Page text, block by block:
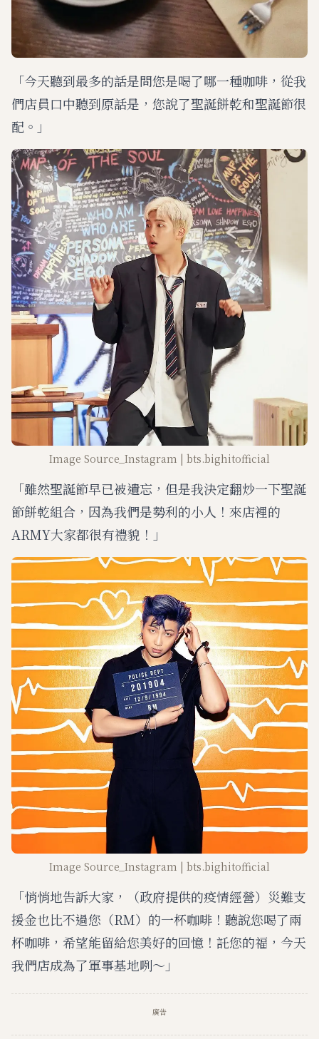
「今天聽到最多的話是問您是喝了哪一種咖啡，從我
們店員口中聽到原話是，您說了聖誕餅乾和聖誕節很
配。」
Image Source_Instagram | bts.bighitofficial
「雖然聖誕節早已被遺忘，但是我決定翻炒一下聖誕
節餅乾組合，因為我們是勢利的小人！來店裡的
ARMY大家都很有禮貌！」
Image Source_Instagram | bts.bighitofficial
「悄悄地告訴大家，（政府提供的疫情經營）災難支
援金也比不過您（RM）的一杯咖啡！聽說您喝了兩
杯咖啡，希望能留給您美好的回憶！託您的福，今天
我們店成為了軍事基地咧～」
廣告